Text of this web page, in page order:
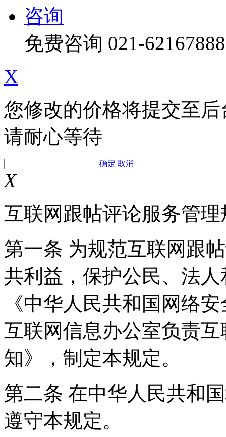
咨询
免费咨询 021-62167888
X
您修改的价格将提交至
请耐心等待
确定 取消
X
互联网跟帖评论服务管理
第一条 为规范互联网跟
共利益，保护公民、法
《中华人民共和国网络
互联网信息办公室负责
知》，制定本规定。
第二条 在中华人民共和
遵守本规定。